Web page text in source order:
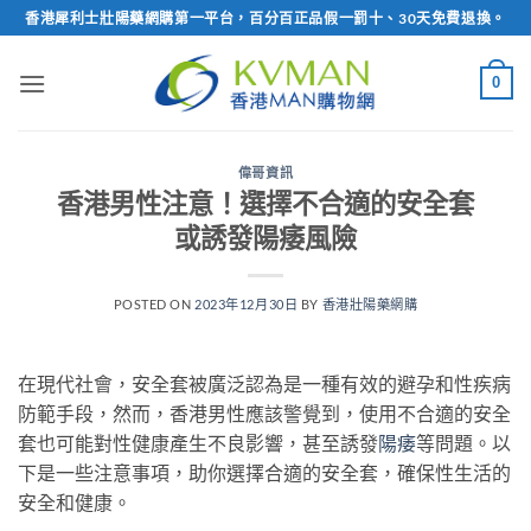
Skip
to
content
香港犀利士壯陽藥網購第一平台，百分百正品假一罰十、30天免費退換。
0
偉哥資訊
香港男性注意！選擇不合適的安全套
或誘發陽痿風險
POSTED ON 2023年12月30日 BY 香港壯陽藥網購
在現代社會，安全套被廣泛認為是一種有效的避孕和性疾病
防範手段，然而，香港男性應該警覺到，使用不合適的安全
套也可能對性健康產生不良影響，甚至誘發陽痿等問題。以
下是一些注意事項，助你選擇合適的安全套，確保性生活的
安全和健康。